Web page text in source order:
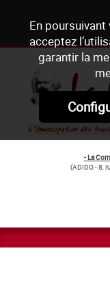
En
acceptez
garantir la
- La
(ADIDO - 8,